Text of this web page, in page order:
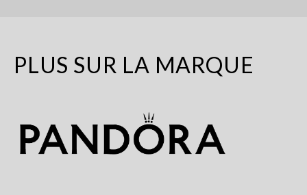
PLUS SUR LA MARQUE